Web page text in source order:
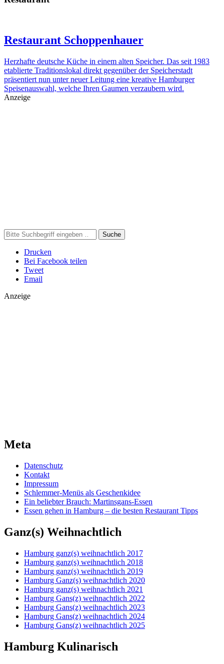
Restaurant Schoppenhauer
Herzhafte deutsche Küche in einem alten Speicher. Das seit 1983
etablierte Traditionslokal direkt gegenüber der Speicherstadt
präsentiert nun unter neuer Leitung eine kreative Hamburger
Speisenauswahl, welche Ihren Gaumen verzaubern wird.
Anzeige
Suche
Drucken
Bei Facebook teilen
Tweet
Email
Anzeige
Meta
Datenschutz
Kontakt
Impressum
Schlemmer-Menüs als Geschenkidee
Ein beliebter Brauch: Martinsgans-Essen
Essen gehen in Hamburg – die besten Restaurant Tipps
Ganz(s) Weihnachtlich
Hamburg ganz(s) weihnachtlich 2017
Hamburg ganz(s) weihnachtlich 2018
Hamburg ganz(s) weihnachtlich 2019
Hamburg Ganz(s) weihnachtlich 2020
Hamburg ganz(s) weihnachtlich 2021
Hamburg Gans(z) weihnachtlich 2022
Hamburg Gans(z) weihnachtlich 2023
Hamburg Gans(z) weihnachtlich 2024
Hamburg Gans(z) weihnachtlich 2025
Hamburg Kulinarisch